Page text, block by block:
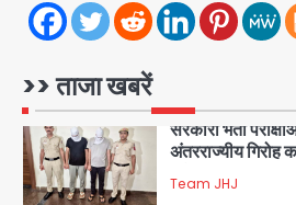
>> ताजा खबरें
3
सरकारी भर्ती
अंतरराज्यीय गिरोह
आॅपरेशन
जिला पुलिस का
Team JHJ